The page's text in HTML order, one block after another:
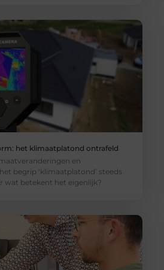
het klimaatplatond ontrafeld
en
begrip ‘klimaatplatond’ steeds
wat betekent het eigenlijk?